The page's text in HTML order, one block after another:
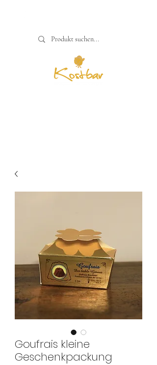
Goufrais kleine
Geschenkpackung